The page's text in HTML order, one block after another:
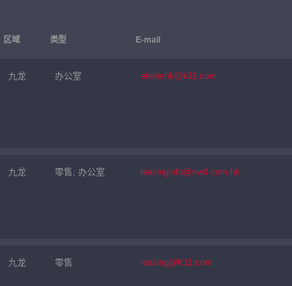
区域 类型 E-mail
九龙 办公室 atelierhk@k11.com
九龙 零售, 办公室 leasinginfo@nwd.com.hk
九龙 零售 leasing@K11.com